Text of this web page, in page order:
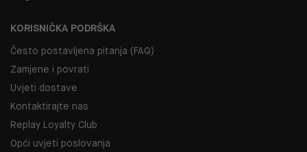
KORISNIČKA PODRŠKA
Često postavljena pitanja (FAQ)
Zamjene i povrati
Uvjeti dostave
Kontaktirajte nas
Replay Loyalty Club
Opći uvjeti poslovanja